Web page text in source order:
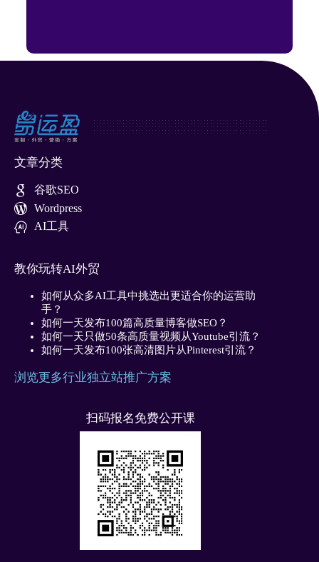
文章分类
谷歌SEO
Wordpress
AI工具
教你玩转AI外贸
如何从众多AI工具中挑选出更适合你的运营助
手？
如何一天发布100篇高质量博客做SEO？
如何一天只做50条高质量视频从Youtube引流？
如何一天发布100张高清图片从Pinterest引流？
浏览更多行业独立站推广方案
扫码报名免费公开课